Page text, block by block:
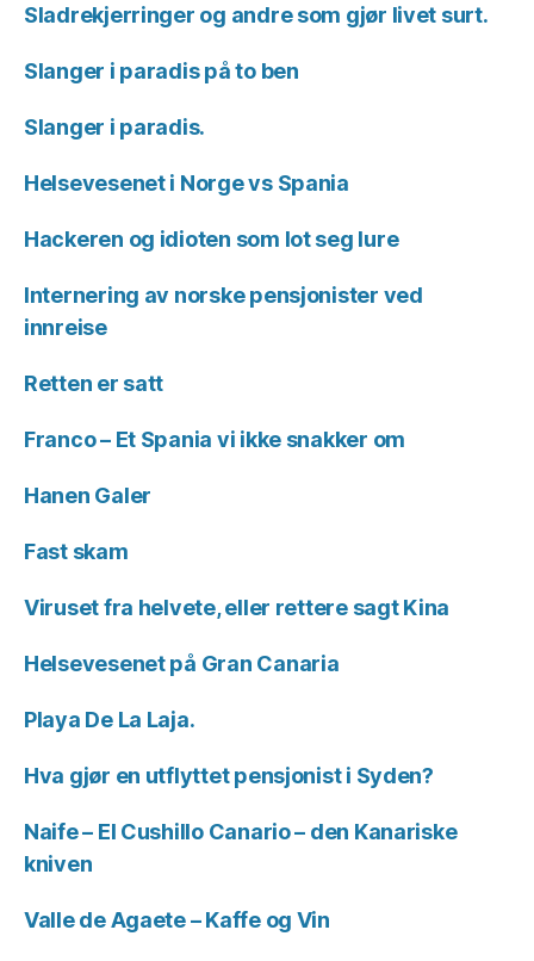
Sladrekjerringer og andre som gjør livet surt.
Slanger i paradis på to ben
Slanger i paradis.
Helsevesenet i Norge vs Spania
Hackeren og idioten som lot seg lure
Internering av norske pensjonister ved
innreise
Retten er satt
Franco – Et Spania vi ikke snakker om
Hanen Galer
Fast skam
Viruset fra helvete, eller rettere sagt Kina
Helsevesenet på Gran Canaria
Playa De La Laja.
Hva gjør en utflyttet pensjonist i Syden?
Naife – El Cushillo Canario – den Kanariske
kniven
Valle de Agaete – Kaffe og Vin